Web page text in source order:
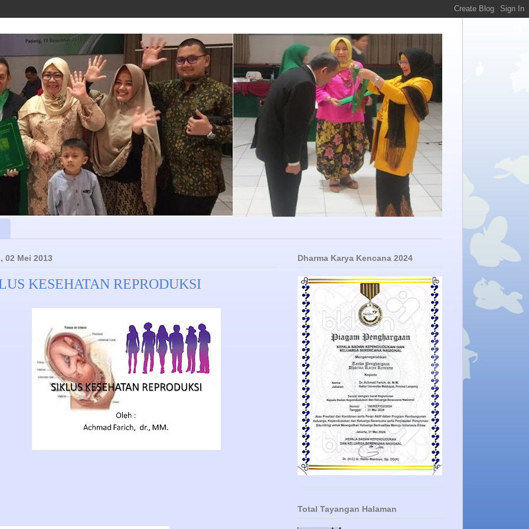
02 Mei 2013
KESEHATAN REPRODUKSI
Dharma Karya Kencana 2024
Total Tayangan Halaman